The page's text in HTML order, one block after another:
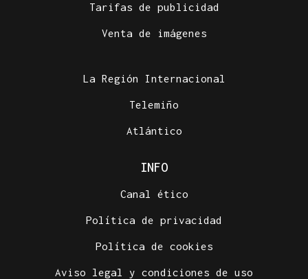
Tarifas de publicidad
Venta de imágenes
La Región Internacional
Telemiño
Atlántico
INFO
Canal ético
Política de privacidad
Política de cookies
Aviso legal y condiciones de uso